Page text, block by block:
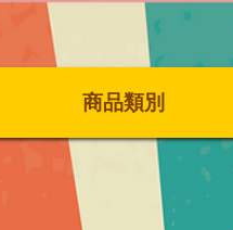
商品類別